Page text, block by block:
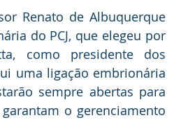
Renato de Albuquerque
do PCJ, que elegeu por
como presidente dos
uma ligação embrionária
sempre abertas para
o gerenciamento